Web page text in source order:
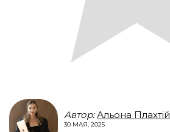
Автор: Альона Плахтій
30 МАЯ, 2025